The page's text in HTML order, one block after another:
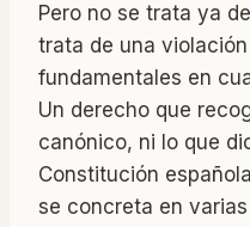
Pero no se trata ya
trata de una
fundamentales en
Un derecho que
canónico, ni lo que
Constitución
se concreta en varias